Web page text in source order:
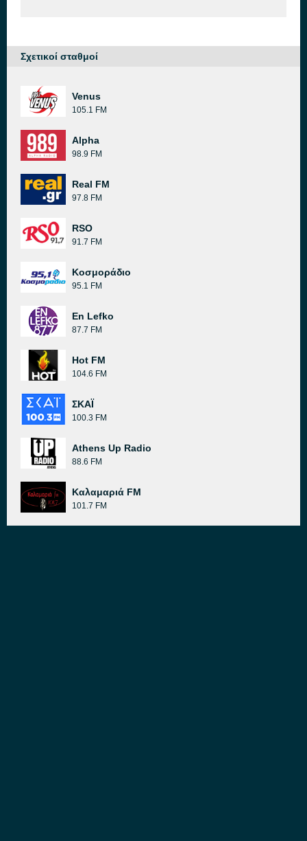
Σχετικοί σταθμοί
Venus
105.1 FM
Alpha
98.9 FM
Real FM
97.8 FM
RSO
91.7 FM
Κοσμοράδιο
95.1 FM
En Lefko
87.7 FM
Hot FM
104.6 FM
ΣΚΑΪ
100.3 FM
Athens Up Radio
88.6 FM
Καλαμαριά FM
101.7 FM